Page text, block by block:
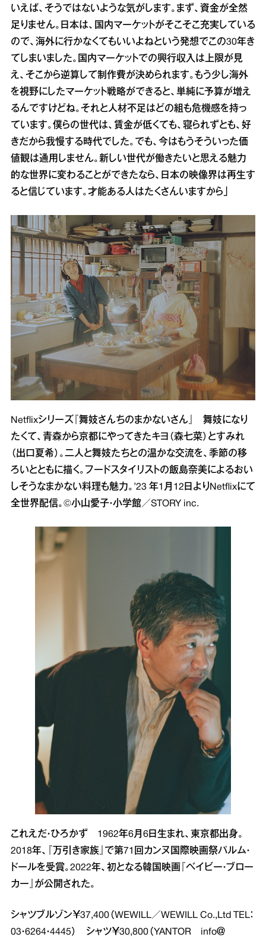
いえば、そうではないような気がします。まず、資金が全然
足りません。日本は、国内マーケットがそこそこ充実している
ので、海外に行かなくてもいいよねという発想でこの30年き
てしまいました。国内マーケットでの興行収入は上限が見
え、そこから逆算して制作費が決められます。もう少し海外
を視野にしたマーケット戦略ができると、単純に予算が増え
るんですけどね。それと人材不足はどの組も危機感を持っ
ています。僕らの世代は、賃金が低くても、寝られずとも、好
きだから我慢する時代でした。でも、今はもうそういった価
値観は通用しません。新しい世代が働きたいと思える魅力
的な世界に変わることができたなら、日本の映像界は再生す
ると信じています。才能ある人はたくさんいますから」
Netflixシリーズ『舞妓さんちのまかないさん』 舞妓になり
たくて、青森から京都にやってきたキヨ（森七菜）とすみれ
（出口夏希）。二人と舞妓たちとの温かな交流を、季節の移
ろいとともに描く。フードスタイリストの飯島奈美によるおい
しそうなまかない料理も魅力。’23 年1月12日よりNetflixにて
全世界配信。©小山愛子・小学館／STORY inc.
これえだ・ひろかず 1962年6月6日生まれ、東京都出身。
2018年、『万引き家族』で第71回カンヌ国際映画祭パルム・
ドールを受賞。2022年、初となる韓国映画『ベイビー・ブロー
カー』が公開された。
シャツブルゾン￥37,400（WEWILL／WEWILL Co.,Ltd TEL：
03・6264・4445） シャツ￥30,800（YANTOR info＠